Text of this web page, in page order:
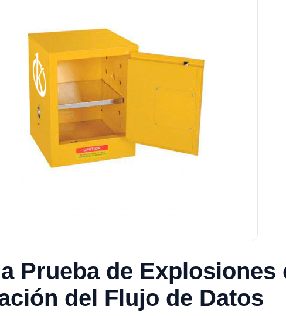
Prueba de Explosiones
del Flujo de Datos